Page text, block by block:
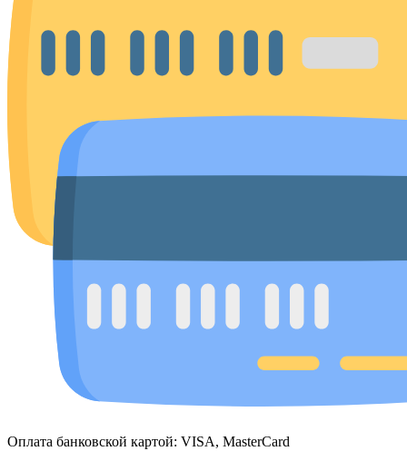
Оплата банковской картой: VISA, MasterCard